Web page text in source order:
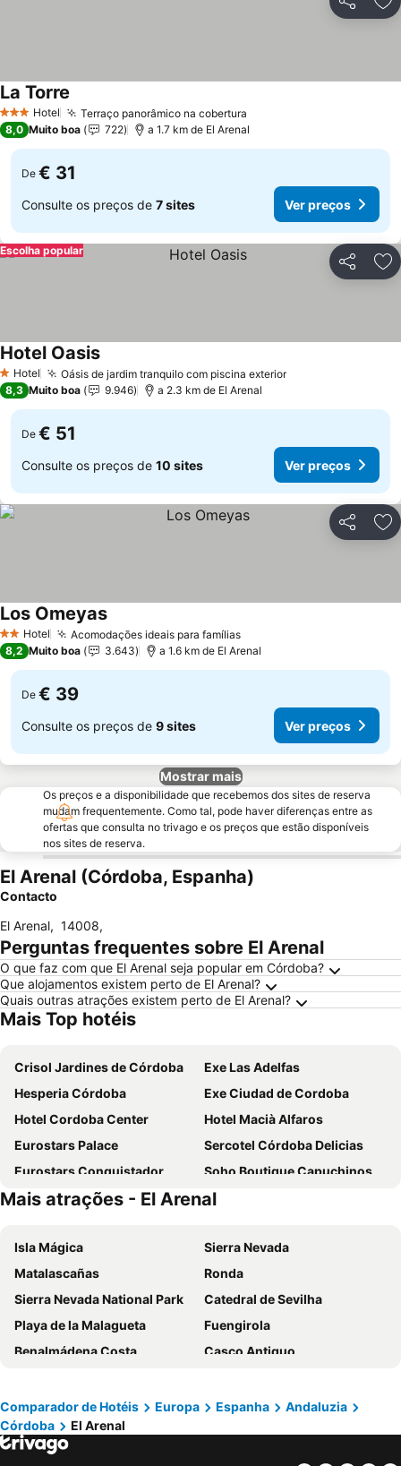
Partilhar
3 EstrelasHotel Terraço panorâmico na cobertura
La Torre
8,0 Muito boa 722 a 1.7 km de El Arenal
De € 31
Consulte os preços de 7 sites Ver preços
Partilhar
Escolha popular
1 Estrelas
Hotel Oásis de jardim tranquilo com piscina exterior
Hotel Oasis
8,3 Muito boa 9.946 a 2.3 km de El Arenal
De € 51
Consulte os preços de 10 sites Ver preços
Partilhar
2 Estrelas
Hotel Acomodações ideais para famílias
Los Omeyas
8,2 Muito boa 3.643 a 1.6 km de El Arenal
De € 39
Consulte os preços de 9 sites Ver preços
Mostrar mais
Os preços e a disponibilidade que recebemos dos sites de reserva
mudam frequentemente. Como tal, pode haver diferenças entre as
ofertas que consulta no trivago e os preços que estão disponíveis
nos sites de reserva.
El Arenal (Córdoba, Espanha)
Contacto
El Arenal, 14008,
Perguntas frequentes sobre El Arenal
O que faz com que El Arenal seja popular em Córdoba?
Que alojamentos existem perto de El Arenal?
Quais outras atrações existem perto de El Arenal?
Mais Top hotéis
Crisol Jardines de Córdoba
Exe Las Adelfas
Hesperia Córdoba
Exe Ciudad de Cordoba
Hotel Cordoba Center
Hotel Macià Alfaros
Eurostars Palace
Sercotel Córdoba Delicias
Eurostars Conquistador
Soho Boutique Capuchinos & Spa
NH Córdoba Califa
H10 Palacio Colomera
Eurostars Maimonides
Hotel Eurostars Patios de Córdoba
Hotel DWO Finca Los Abetos
Soho Boutique Cordoba
Sercotel Córdoba Medina Azahara
Los Patios
Hotel Córdoba Centro
AC Hotel Cordoba
Parador de Córdoba
La Boutique Puerta Osario
Maestre
Los Omeyas
Hospes Palacio del Bailío
Séneca
Mais atrações - El Arenal
Isla Mágica
Sierra Nevada
Matalascañas
Ronda
Sierra Nevada National Park
Catedral de Sevilha
Playa de la Malagueta
Fuengirola
Benalmádena Costa
Casco Antiguo
Bairro de Triana
Centro Histórico
Centro
La Malagueta
Comparador de Hotéis Europa Espanha
Andaluzia
Córdoba
El Arenal